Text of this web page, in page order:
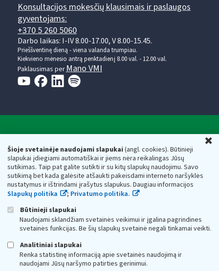
Šioje svetainėje naudojami slapukai(angl. cookies). Būtinieji
slapukai įdiegiami automatiškai ir jiems nėra reikalingas Jūsų
sutikimas. Taip pat galite sutikti ir su kitų slapukų naudojimu. Savo
sutikimą bet kada galėsite atšaukti pakeisdami interneto naršyklės
nustatymus ir ištrindami įrašytus slapukus. Daugiau informacijos
Slapukų politika
; Privatumo politika.
Būtinieji slapukai
Naudojami sklandžiam svetainės veikimui ir įgalina pagrindines
svetainės funkcijas. Be šių slapukų svetainė negali tinkamai veikti.
Analitiniai slapukai
Renka statistinę informaciją apie svetainės naudojimą ir
naudojami Jūsų naršymo patirties gerinimui.
Konsultacijos mokesčių klausimais ir paslaugos
gyventojams:
+370 5 260 5060
Darbo laikas: I-IV 8.00-17.00, V 8.00-15.45.
Prieššventinę dieną - viena valanda trumpiau.
Kiekvieno mėnesio antrą penktadienį 8.00 val. - 12.00 val.
Paklausimas per Mano VMI
Respublikos finansų ministerijos
Biudžetinė įstaiga. Juridinio asmens kodas — 188659752,
adresas: Vasario 16-osios g. 14, 01107 Vilnius, Lietuva, el.paštas:
vmi@vmi.lt, E. pristatymo dėžutės adresas 188659752
Duomenys apie Valstybinę mokesčių inspekciją prie Lietuvos
Respublikos finansų ministerijos kaupiami ir saugomi Juridinių